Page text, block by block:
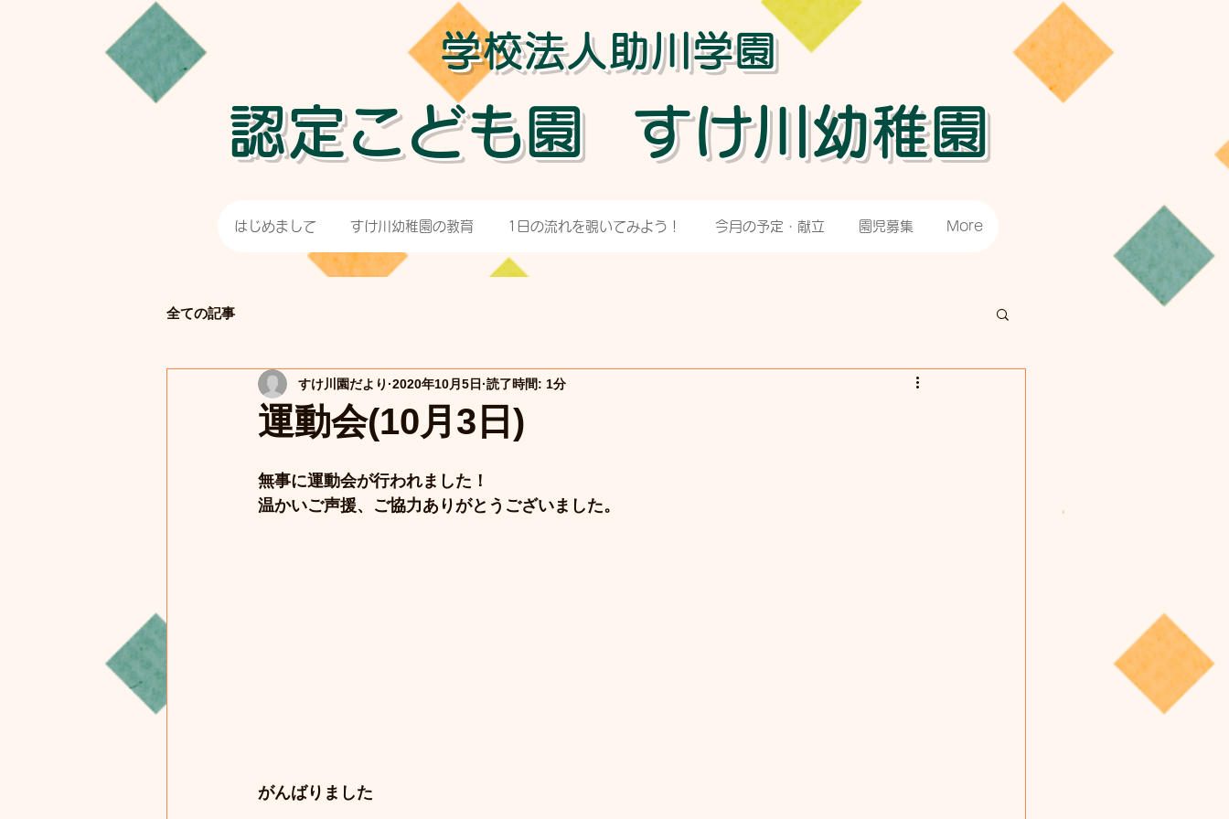
学校法人助川学園
認定こども園 すけ川幼稚園
はじめまして すけ川幼稚園の教育 1日の流れを覗いてみよう！ 今月の予定・献立 園児募集 More
全ての記事
運動会(10月3日)
すけ川園だより 2020年10月5日 読了時間: 1分
無事に運動会が行われました！
温かいご声援、ご協力ありがとうございました。
がんばりました